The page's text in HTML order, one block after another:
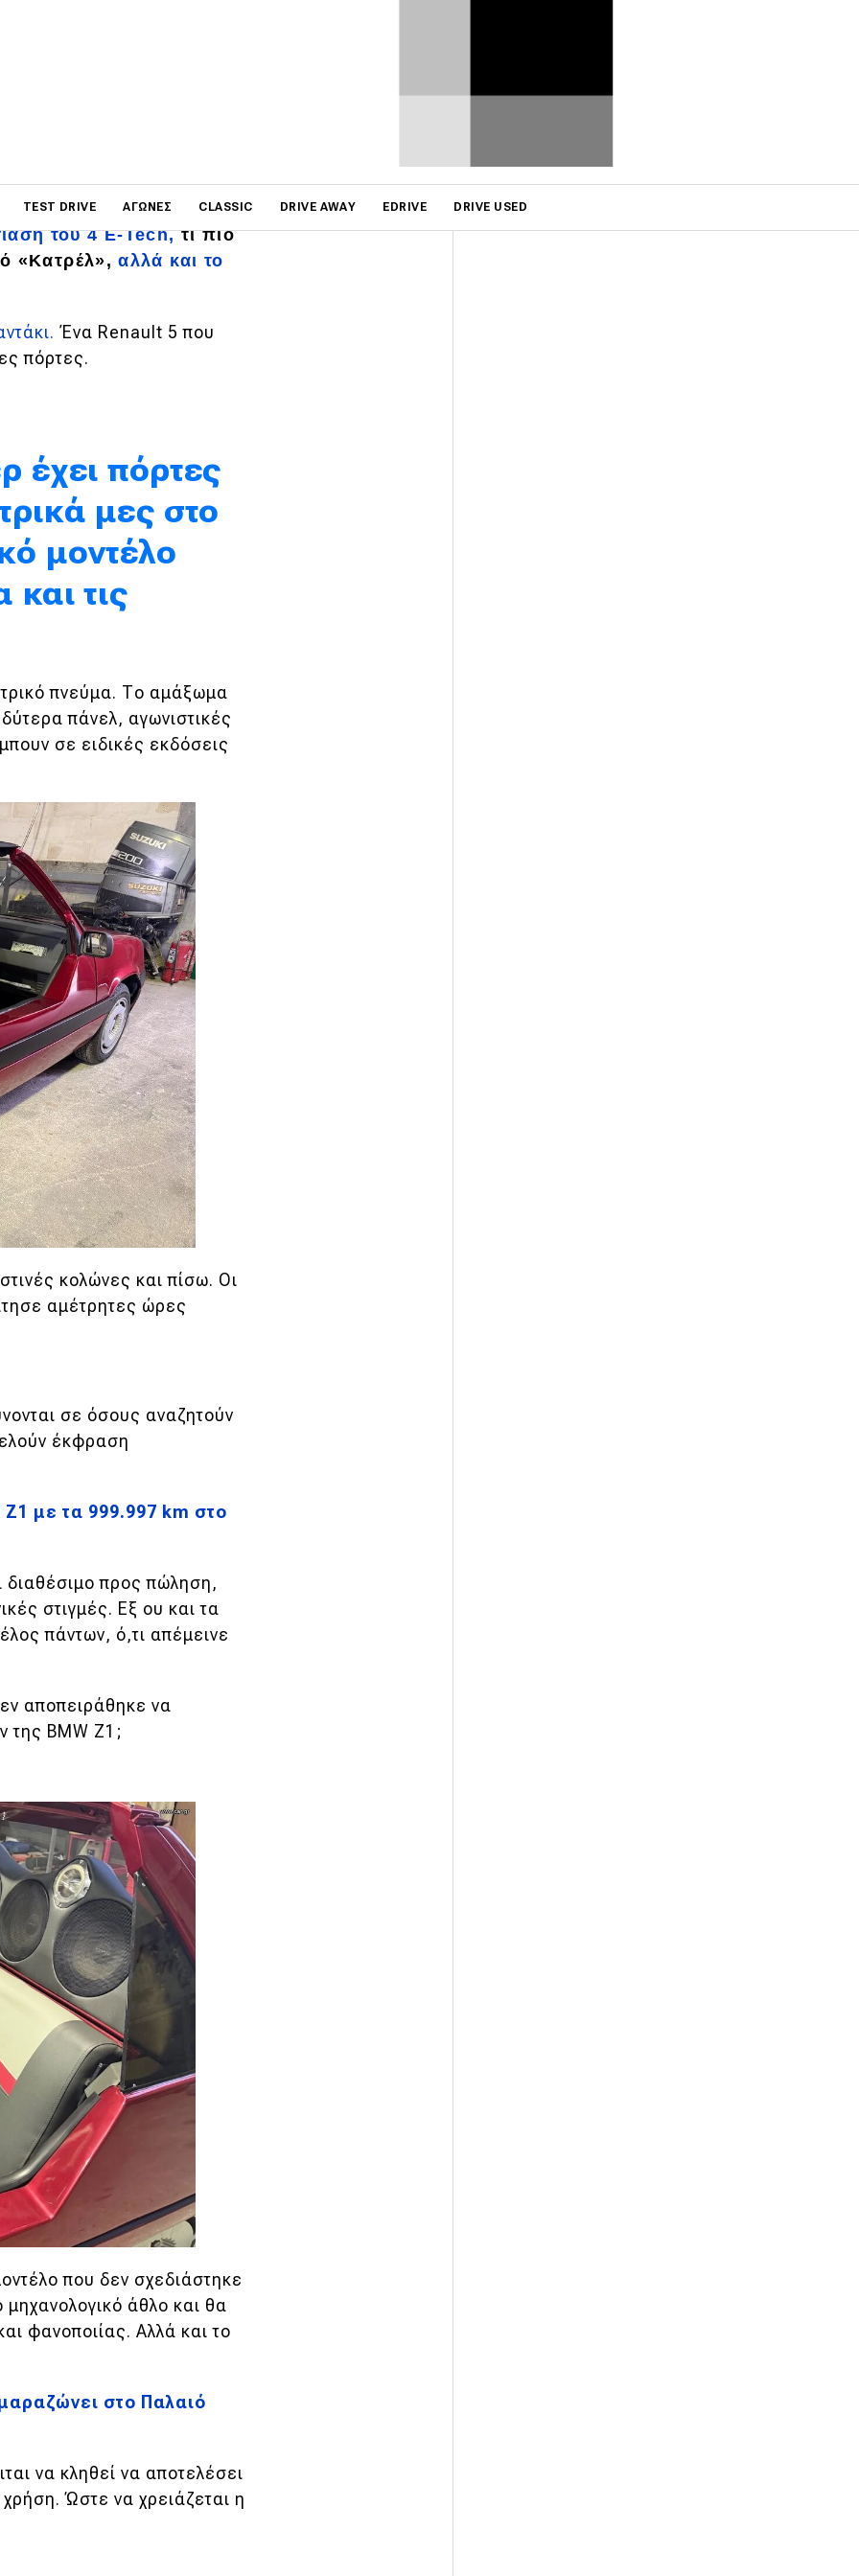
TEST DRIVE ΑΓΏΝΕΣ CLASSIC DRIVE AWAY EDRIVE DRIVE USED
δεν το κάνει;
του 4 E-Tech,τι πιο
«Κατρέλ»,αλλά και το
Ένα Renault 5 που
πόρτες.
έχει πόρτες
μες στο
μοντέλο
τις
πνεύμα. Το αμάξωμα
πάνελ, αγωνιστικές
σε ειδικές εκδόσεις
κολώνες και πίσω. Οι
αμέτρητες ώρες
σε όσους αναζητούν
έκφραση
με τα 999.997 km στο
διαθέσιμο προς πώληση,
στιγμές. Εξ ου και τα
πάντων, ό,τι απέμεινε
αποπειράθηκε να
της BMW Z1;
που δεν σχεδιάστηκε
μηχανολογικό άθλο και θα
φανοποιίας. Αλλά και το
στο Παλαιό
να κληθεί να αποτελέσει
Ώστε να χρειάζεται η